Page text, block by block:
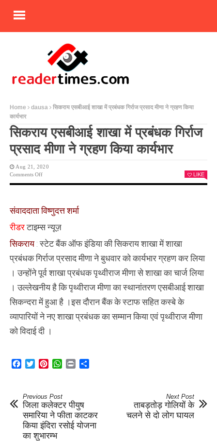
Home dausa
सिकराय एसबीआई शाखा में प्रबंधक गिर्राज प्रसाद मीणा ने ग्रहण किया
कार्यभार
सिकराय एसबीआई शाखा में प्रबंधक गिर्राज
प्रसाद मीणा ने ग्रहण किया कार्यभार
Aug 21, 2020
Comments OffOn
में
प्रबंधक
प्रसाद
ने
किया
कार्यभार
LIKE
संवाददाता विष्णुदत्त शर्मा
रीडरटाइम्स न्यूज़
सिकराय: स्टेट बैंक ऑफ इंडिया की सिकराय शाखा में शाखा
प्रबंधक गिर्राज प्रसाद मीणा ने बुधवार को कार्यभार ग्रहण कर लिया
। उन्होंने पूर्व शाखा प्रबंधक पृथ्वीराज मीणा से शाखा का चार्ज लिया
। उल्लेखनीय है कि पृथ्वीराज मीणा का स्थानांतरण एसबीआई शाखा
सिकन्दरा में हुआ है ।इस दौरान बैंक के स्टाफ सहित कस्बे के
व्यापारियों ने नए शाखा प्रबंधक का सम्मान किया एवं पृथ्वीराज मीणा
को विदाई दी ।
Facebook
TwitterPinterestWhatsApp
Print
Previous Post
जिला कलेक्टर पीयुष
समारिया ने फीता काटकर
किया इंदिरा रसोई योजना
का शुभारम्भ
Next Post
ताबड़तोड़ गोलियों के
चलने से दो लोग घायल